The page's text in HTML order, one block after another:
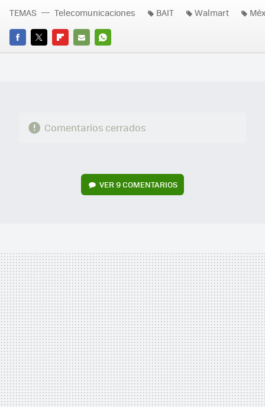
FACEBOOK
TWITTERFLIPBOARD
E-
WHATSAPP
TEMAS Telecomunicaciones BAIT Walmart
Comentarios cerrados
VER9 COMENTARIOS